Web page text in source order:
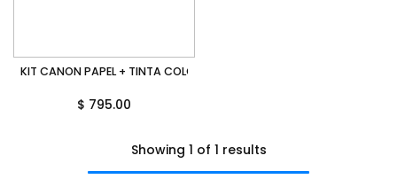
KIT CANON PAPEL + TINTA COLOR KP-108IN COMPATIBLE CON
$ 795.00
Showing 1 of 1 results